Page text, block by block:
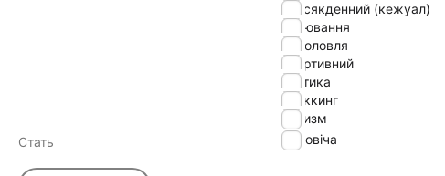
повсякденний (кежуал)
полювання
риболовля
спортивний
тактика
треккинг
туризм
Стать
Чоловіча